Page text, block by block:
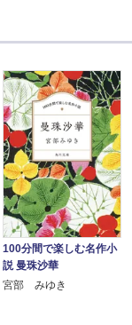
100分間で楽しむ名作小
説 曼珠沙華
宮部 みゆき